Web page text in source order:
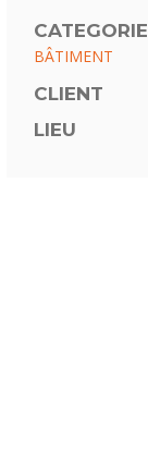
CATEGORIE
BÂTIMENT
CLIENT
LIEU